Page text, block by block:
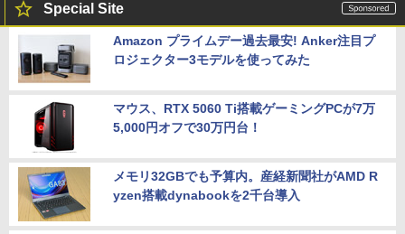
Special Site
Amazon プライムデー過去最安! Anker注目プ
ロジェクター3モデルを使ってみた
マウス、RTX 5060 Ti搭載ゲーミングPCが7万
5,000円オフで30万円台！
メモリ32GBでも予算内。産経新聞社がAMD R
yzen搭載dynabookを2千台導入